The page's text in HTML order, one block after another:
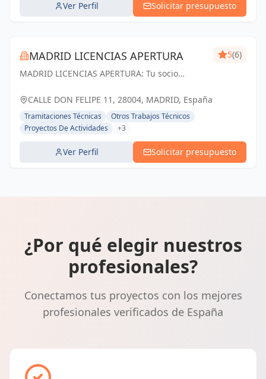
Ver Perfil Solicitar presupuesto
MADRID LICENCIAS APERTURA
MADRID LICENCIAS APERTURA: Tu socio
técnicos en Madrid. Cumplimos tus
5(6)
CALLE DON FELIPE 11, 28004, MADRID, España
Tramitaciones Técnicas
Otros Trabajos Técnicos
Proyectos De Actividades
+3
Ver Perfil Solicitar presupuesto
¿Por qué elegir nuestros
profesionales?
Conectamos tus proyectos con los mejores
profesionales verificados de España